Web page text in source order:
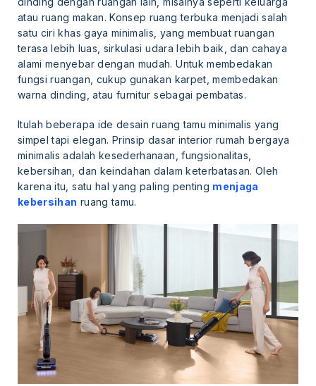
atau ruang makan. Konsep ruang terbuka menjadi salah
satu ciri khas gaya minimalis, yang membuat ruangan
terasa lebih luas, sirkulasi udara lebih baik, dan cahaya
alami menyebar dengan mudah. Untuk membedakan
fungsi ruangan, cukup gunakan karpet, membedakan
warna dinding, atau furnitur sebagai pembatas.
Itulah beberapa ide desain ruang tamu minimalis yang
simpel tapi elegan. Prinsip dasar interior rumah bergaya
minimalis adalah kesederhanaan, fungsionalitas,
kebersihan, dan keindahan dalam keterbatasan. Oleh
karena itu, satu hal yang paling penting menjaga
kebersihan ruang tamu.